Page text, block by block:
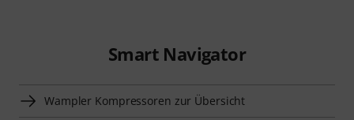
Smart Navigator
Wampler Kompressoren zur Übersicht